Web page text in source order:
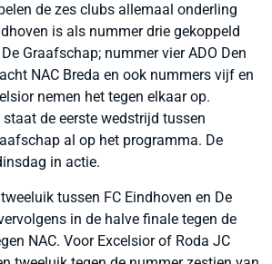
de zes clubs allemaal onderling
is als nummer drie gekoppeld
Graafschap; nummer vier ADO Den
NAC Breda en ook nummers vijf en
nemen het tegen elkaar op.
de eerste wedstrijd tussen
al op het programma. De
in actie.
tussen FC Eindhoven en De
in de halve finale tegen de
NAC. Voor Excelsior of Roda JC